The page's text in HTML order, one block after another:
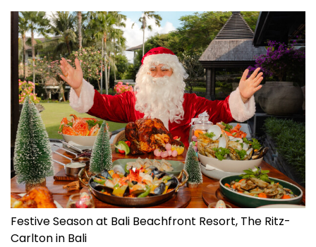
Festive Season at Bali Beachfront Resort, The Ritz-
Carlton in Bali